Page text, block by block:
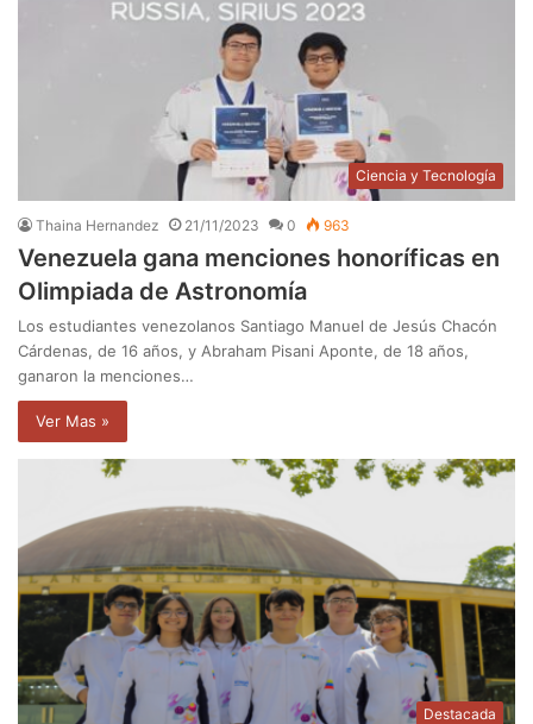
Ciencia y Tecnología
Thaina Hernandez 21/11/2023 0 963
Venezuela gana menciones honoríficas en
Olimpiada de Astronomía
Los estudiantes venezolanos Santiago Manuel de Jesús Chacón
Cárdenas, de 16 años, y Abraham Pisani Aponte, de 18 años,
ganaron la menciones…
Ver Mas »
Destacada